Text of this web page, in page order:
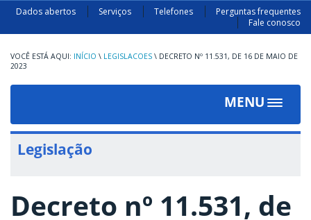
Dados abertos Serviços Telefones
Perguntas frequentes
Fale conosco
INÍCIO \ LEGISLACOES \ DECRETO Nº 11.531, DE 16 DE MAIO DE
2023
MENU
Toggle
Legislação
Decreto nº 11.531, de